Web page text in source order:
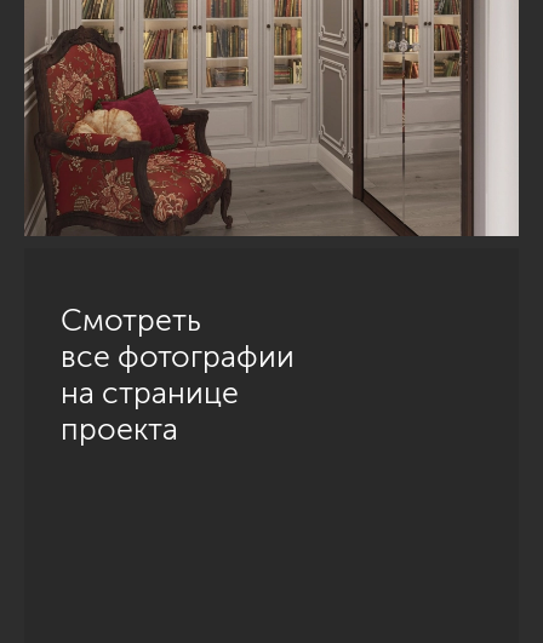
Смотреть
все фотографии
на странице
проекта